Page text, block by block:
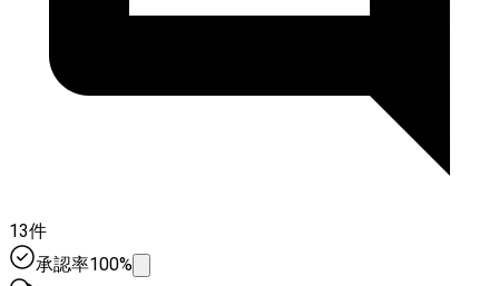
13件
承認率100%